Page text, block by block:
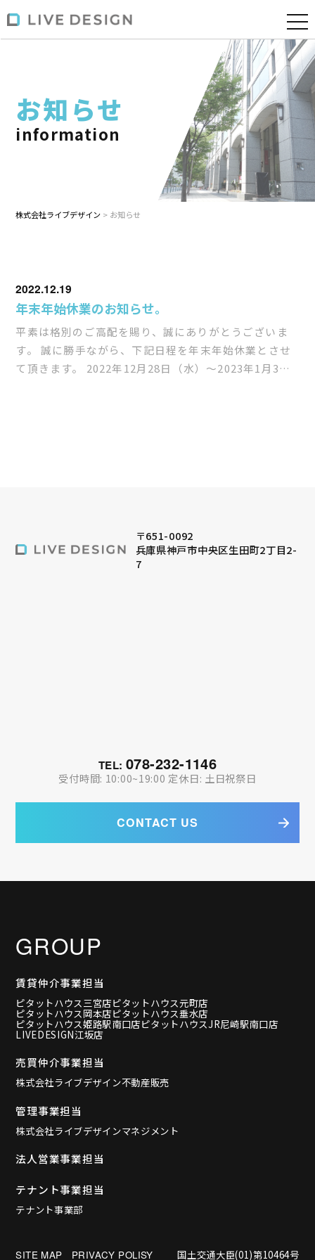
お知らせ
information
株式会社ライブデザイン > お知らせ
2022.12.19
年末年始休業のお知らせ。
平素は格別のご高配を賜り、誠にありがとうございま
す。 誠に勝手ながら、下記日程を年末年始休業とさせ
て頂きます。 2022年12月28日（水）〜2023年1月3日
〒651-0092
兵庫県神戸市中央区生田町2丁目2-
7
TEL: 078-232-1146
受付時間: 10:00~19:00 定休日: 土日祝祭日
CONTACT US
GROUP
賃貸仲介事業担当
ピタットハウス三宮店ピタットハウス元町店
ピタットハウス岡本店ピタットハウス垂水店
ピタットハウス姫路駅南口店ピタットハウスJR尼崎駅南口店
LIVEDESIGN江坂店
売買仲介事業担当
株式会社ライブデザイン不動産販売
管理事業担当
株式会社ライブデザインマネジメント
法人営業事業担当
テナント事業担当
テナント事業部
SITE MAP PRIVACY POLISY 国土交通大臣(01)第10464号